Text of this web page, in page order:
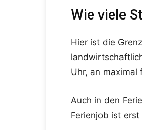
Wie viele
Hier ist die
Uhr, an
Auch in den
Ferienjob ist